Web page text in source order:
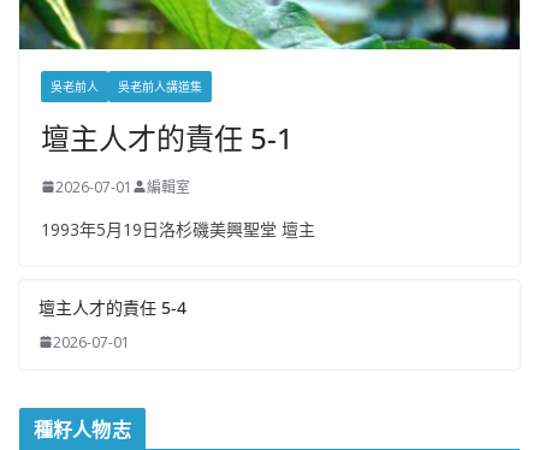
吳老前人 吳老前人講道集
壇主人才的責任 5-1
2026-07-01 編輯室
1993年5月19日洛杉磯美興聖堂 壇主
壇主人才的責任 5-4
2026-07-01
種籽人物志